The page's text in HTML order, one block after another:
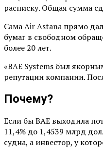
расписку. Общая сумма
Сама Air Astana прямо
бумаг в свободном
более 20 лет.
«BAE Systems был
репутации компании.
Почему?
Если бы BAE выходила
11,4% до 1,4539 млрд
судна, а инвестор, у